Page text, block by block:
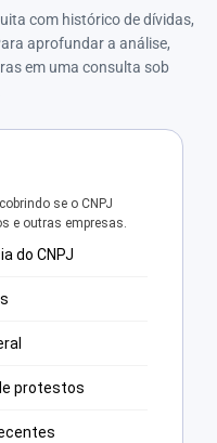
com histórico de dívidas,
aprofundar a análise,
em uma consulta sob
se o CNPJ
e outras empresas.
do CNPJ
protestos